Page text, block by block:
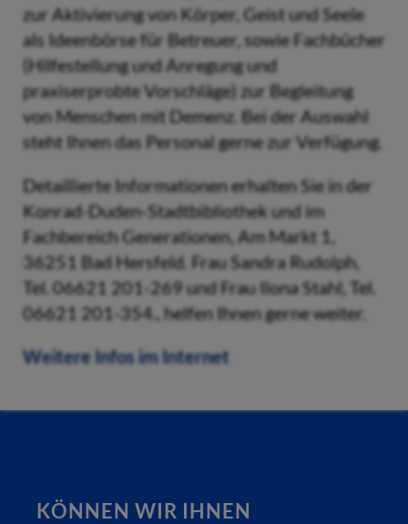
zur Aktivierung von Körper, Geist und Seele
als Ideenbörse für Betreuer, sowie Fachbücher
(Hilfestellung und Anregung und
praxiserprobte Vorschläge) zur Begleitung
von Menschen mit Demenz. Bei der Auswahl
steht Ihnen das Personal gerne zur Verfügung.
Detaillierte Informationen erhalten Sie in der
Konrad-Duden-Stadtbibliothek und im
Fachbereich Generationen, Am Markt 1,
36251 Bad Hersfeld. Frau Sandra Rudolph,
Tel. 06621 201-269 und Frau Ilona Stahl, Tel.
06621 201-354., helfen Ihnen gerne weiter.
Weitere Infos im Internet
KÖNNEN WIR IHNEN